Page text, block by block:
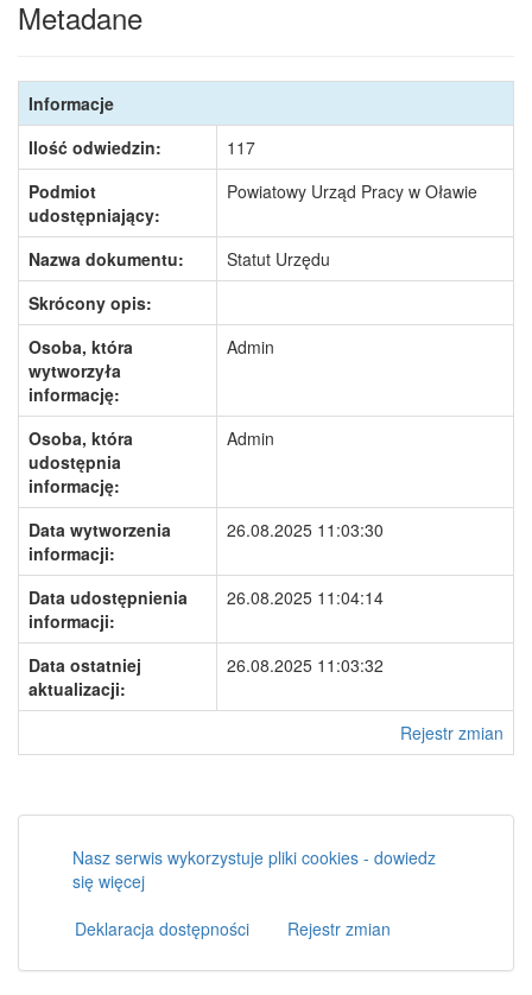
Metadane
Informacje
Ilość odwiedzin:
117
Podmiot
udostępniający:
Powiatowy Urząd Pracy w Oławie
Nazwa dokumentu:
Statut Urzędu
Skrócony opis:
Osoba, która
wytworzyła
informację:
Admin
Osoba, która
udostępnia
informację:
Admin
Data wytworzenia
informacji:
26.08.2025 11:03:30
Data udostępnienia
informacji:
26.08.2025 11:04:14
Data ostatniej
aktualizacji:
26.08.2025 11:03:32
Rejestr zmian
Nasz serwis wykorzystuje pliki cookies - dowiedz
się więcej
Deklaracja dostępności
Rejestr zmian